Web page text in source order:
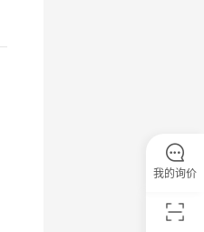
我的询价